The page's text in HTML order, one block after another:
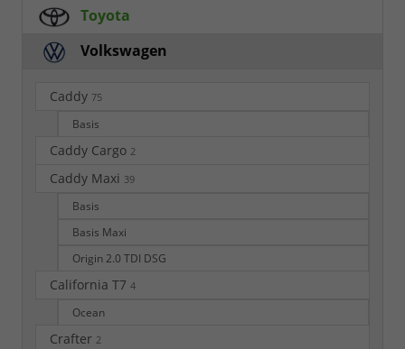
Toyota
Volkswagen
Caddy 75
Basis
Caddy Cargo 2
Caddy Maxi 39
Basis
Basis Maxi
Origin 2.0 TDI DSG
California T7 4
Ocean
Crafter 2